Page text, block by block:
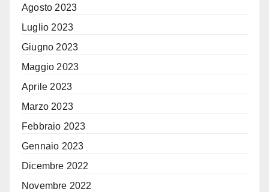
Agosto 2023
Luglio 2023
Giugno 2023
Maggio 2023
Aprile 2023
Marzo 2023
Febbraio 2023
Gennaio 2023
Dicembre 2022
Novembre 2022